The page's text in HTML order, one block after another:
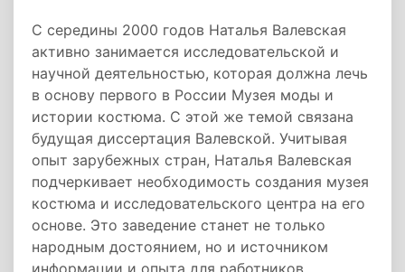
С середины 2000 годов Наталья Валевская
активно занимается исследовательской и
научной деятельностью, которая должна лечь
в основу первого в России Музея моды и
истории костюма. С этой же темой связана
будущая диссертация Валевской. Учитывая
опыт зарубежных стран, Наталья Валевская
подчеркивает необходимость создания музея
костюма и исследовательского центра на его
основе. Это заведение станет не только
народным достоянием, но и источником
информации и опыта для работников